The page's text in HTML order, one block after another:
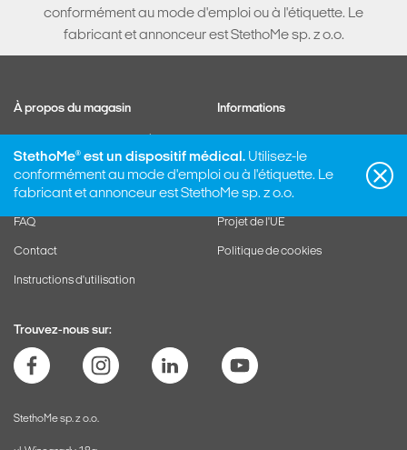
conformément au mode d'emploi ou à l'étiquette. Le
fabricant et annonceur est StethoMe sp. z o.o.
StethoMe® est un dispositif médical. Utilisez-le
conformément au mode d'emploi ou à l'étiquette. Le
fabricant et annonceur est StethoMe sp. z o.o.
À propos du magasin
Gérer l'abonnement
Informations
Formulaire de rétractation
Support
FAQ
Contact
Instructions d'utilisation
Autre
Projet de l'UE
Politique de cookies
Trouvez-nous sur:
StethoMe sp. z o.o.